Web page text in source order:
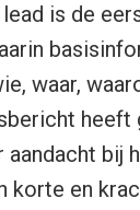
lead is de
waar,
heeft
bij
korte en